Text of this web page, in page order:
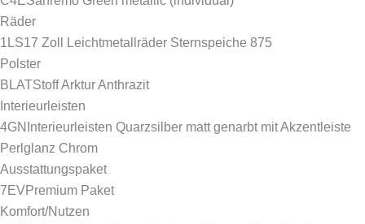
Räder
1LS17 Zoll Leichtmetallräder Sternspeiche 875
Polster
BLATStoff Arktur Anthrazit
Interieurleisten
4GN Interieurleisten Quarzsilber matt genarbt mit Akzentleiste
Perlglanz Chrom
Ausstattungspaket
7EVPremium Paket
Komfort/Nutzen